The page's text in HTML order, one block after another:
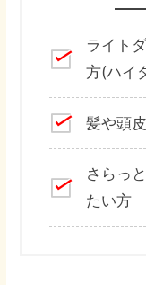
ライト
方(ハイ
髪や頭
さらっ
たい方